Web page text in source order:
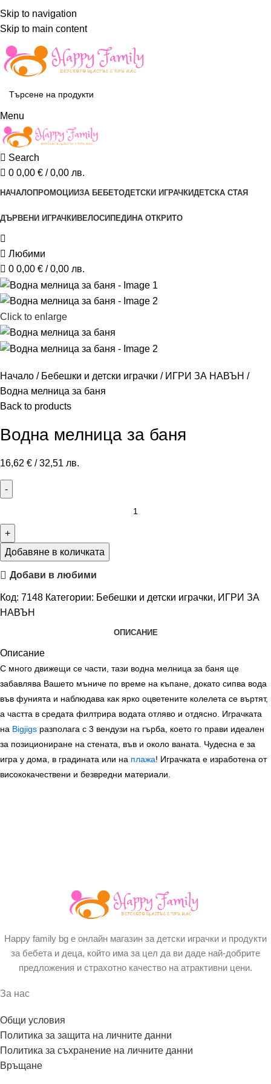
Skip to navigation
Skip to main content
Menu
Search
0 0,00 € / 0,00 лв.
НАЧАЛОПРОМОЦИИЗА БЕБЕТОДЕТСКИ ИГРАЧКИДЕТСКА СТАЯ
ДЪРВЕНИ ИГРАЧКИ ВЕЛОСИПЕДИ НА ОТКРИТО
Любими
0 0,00 € / 0,00 лв.
Click to enlarge
Начало Бебешки и детски играчки
ИГРИ ЗА НАВЪН
Водна мелница за баня
Back to products
Водна мелница за баня
16,62 € / 32,51 лв.
Добавяне в количката
Добави в любими
Код: 7148 Категории: Бебешки и детски играчки, ИГРИ ЗА
НАВЪН
ОПИСАНИЕ
Описание
С много движещи се части, тази водна мелница за баня ще
забавлява Вашето мъниче по време на къпане, докато сипва вода
във фунията и наблюдава как ярко оцветените колелета се въртят,
а частта в средата филтрира водата отляво и отдясно. Играчката
на Bigjigs разполага с 3 вендузи на гърба, което го прави идеален
за позициониране на стената, във и около ваната. Чудесна е за
игра у дома, в градината или на плажа! Играчката е изработена от
висококачествени и безвредни материали.
Happy family bg е онлайн магазин за детски играчки и продукти
за бебета и деца, който има за цел да ви даде най-добрите
предложения и страхотно качество на атрактивни цени.
За нас
Общи условия
Политика за защита на личните данни
Политика за съхранение на личните данни
Връщане